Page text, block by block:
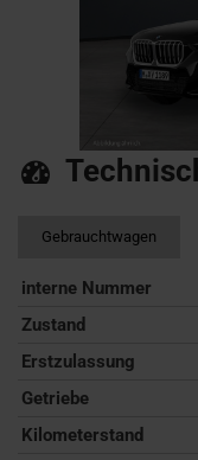
Gebrauchtwagen
interne Nummer
Zustand
Erstzulassung
Getriebe
Kilometerstand